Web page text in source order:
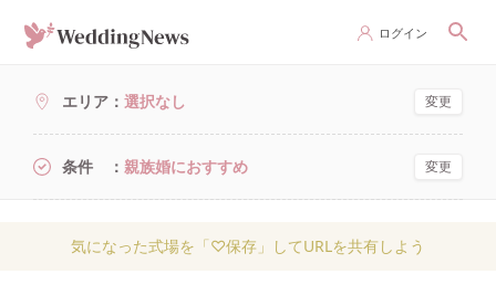
ログイン
エリア 選択なし 変更
条件 親族婚におすすめ 変更
気になった式場を「♡保存」してURLを共有しよう